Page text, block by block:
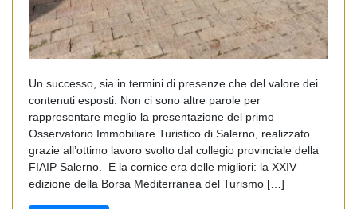
Un successo, sia in termini di presenze che del valore dei
contenuti esposti. Non ci sono altre parole per
rappresentare meglio la presentazione del primo
Osservatorio Immobiliare Turistico di Salerno, realizzato
grazie all’ottimo lavoro svolto dal collegio provinciale della
FIAIP Salerno. E la cornice era delle migliori: la XXIV
edizione della Borsa Mediterranea del Turismo […]